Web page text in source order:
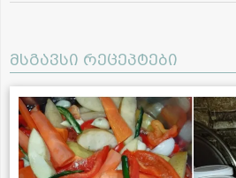
მსგავსი რეცეპტები